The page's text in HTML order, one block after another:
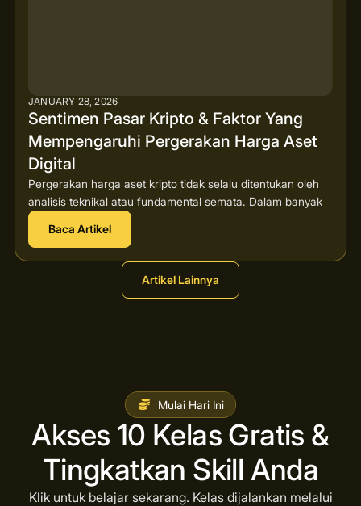
JANUARY 28, 2026
Sentimen Pasar Kripto & Faktor Yang
Mempengaruhi Pergerakan Harga Aset
Digital
Pergerakan harga aset kripto tidak selalu ditentukan oleh
analisis teknikal atau fundamental semata. Dalam banyak
Baca Artikel
Artikel Lainnya
Mulai Hari Ini
Akses 10 Kelas Gratis &
Tingkatkan Skill Anda
Klik untuk belajar sekarang. Kelas dijalankan melalui